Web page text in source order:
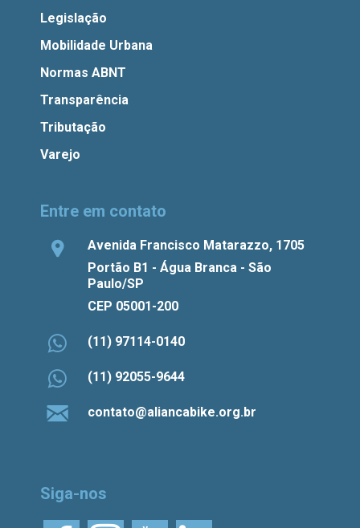
Legislação
Mobilidade Urbana
Normas ABNT
Transparência
Tributação
Varejo
Entre em contato
Avenida Francisco Matarazzo, 1705
Portão B1 - Água Branca - São
Paulo/SP
CEP 05001-200
(11) 97114-0140
(11) 92055-9644
contato@aliancabike.org.br
Siga-nos